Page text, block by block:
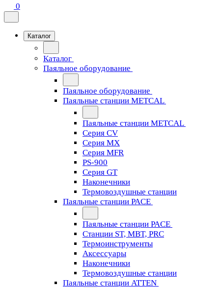
0
Каталог
Каталог
Паяльное оборудование
Паяльное оборудование
Паяльные станции METCAL
Паяльные станции METCAL
Серия CV
Серия MX
Серия MFR
PS-900
Серия GT
Наконечники
Термовоздушные станции
Паяльные станции PACE
Паяльные станции PACE
Станции ST, MBT, PRC
Термоинструменты
Аксессуары
Наконечники
Термовоздушные станции
Паяльные станции ATTEN